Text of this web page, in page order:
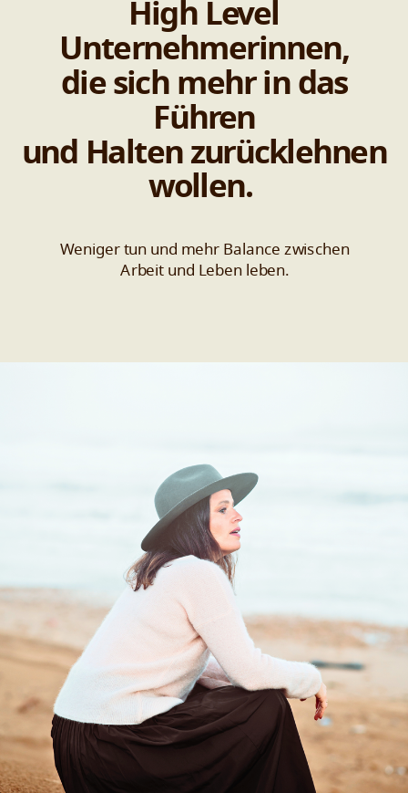
High Level
Unternehmerinnen,
die sich mehr in das
Führen
und Halten zurücklehnen
wollen.
Weniger tun und mehr Balance zwischen
Arbeit und Leben leben.